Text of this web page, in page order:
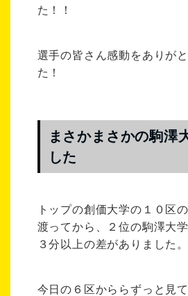
た！！
選手の皆さん感動をありが
た！
まさかまさかの駒澤
した
トップの創価大学の１０区
渡ってから、２位の駒澤大
３分以上の差がありました。
今日の６区かららずっと見